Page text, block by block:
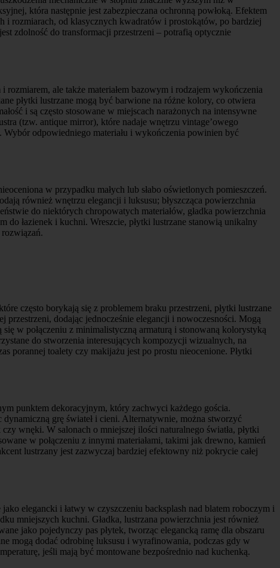
która następnie jest zabezpieczana ochronną powłoką. Efektem
i rozmiarach, od klasycznych kwadratów i prostokątów, po bardziej
zdolność do transformacji przestrzeni – potrafią optycznie
ale także materiałem bazowym i rodzajem wykończenia
płytki lustrzane mogą być barwione na różne kolory, co otwiera
i są często stosowane w miejscach narażonych na intensywne
(tzw. antique mirror), które nadaje wnętrzu vintage’owego
Wybór odpowiedniego materiału i wykończenia powinien być
w przypadku małych lub słabo oświetlonych pomieszczeń.
również wnętrzu elegancji i luksusu; błyszcząca powierzchnia
do niektórych chropowatych materiałów, gładka powierzchnia
do łazienek i kuchni. Wreszcie, płytki lustrzane stanowią unikalny
często borykają się z problemem braku przestrzeni, płytki lustrzane
przestrzeni, dodając jednocześnie elegancji i nowoczesności. Mogą
w połączeniu z minimalistyczną armaturą i stonowaną kolorystyką
do stworzenia interesujących kompozycji wizualnych, na
porannej toalety czy makijażu jest po prostu nieocenione. Płytki
punktem dekoracyjnym, który zachwyci każdego gościa.
grę świateł i cieni. Alternatywnie, można stworzyć
wnęki. W salonach o mniejszej ilości naturalnego światła, płytki
w połączeniu z innymi materiałami, takimi jak drewno, kamień
lustrzany jest zazwyczaj bardziej efektowny niż pokrycie całej
elegancki i łatwy w czyszczeniu backsplash nad blatem roboczym i
mniejszych kuchni. Gładka, lustrzana powierzchnia jest również
jako pojedynczy pas płytek, tworząc elegancką ramę dla obszaru
mogą dodać odrobinę luksusu i wyrafinowania, podczas gdy w
jeśli mają być montowane bezpośrednio nad kuchenką.